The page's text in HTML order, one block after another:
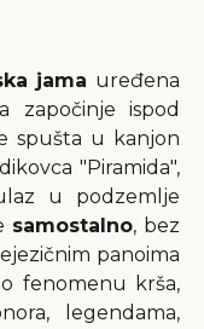
jama uređena
započinje ispod
spušta u kanjon
"Piramida",
u podzemlje
samostalno, bez
panoima
fenomenu krša,
legendama,